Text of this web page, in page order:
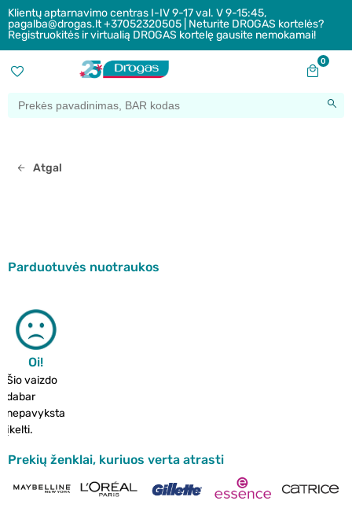
Klientų aptarnavimo centras I-IV 9-17 val. V 9-15:45,
pagalba@drogas.lt +37052320505 | Neturite DROGAS kortelės?
Registruokitės ir virtualią DROGAS kortelę gausite nemokamai!
0
Atgal
Parduotuvės nuotraukos
Oi!
Šio vaizdo
dabar
nepavyksta
įkelti.
Prekių ženklai, kuriuos verta atrasti